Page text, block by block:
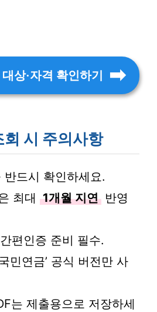
상·자격 확인하기
시 주의사항
드시 확인하세요.
최대 1개월 지연 반영
편인증 준비 필수.
민연금’ 공식 버전만 사
는 제출용으로 저장하세